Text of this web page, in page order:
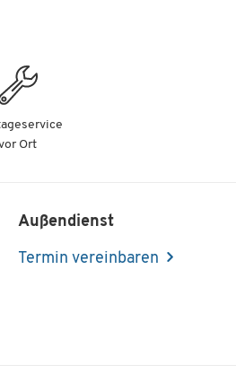
Ort
Außendienst
Termin vereinbaren